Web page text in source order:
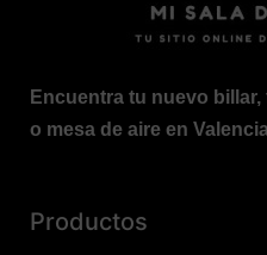
Encuentra tu nuevo
o mesa de aire en
Productos